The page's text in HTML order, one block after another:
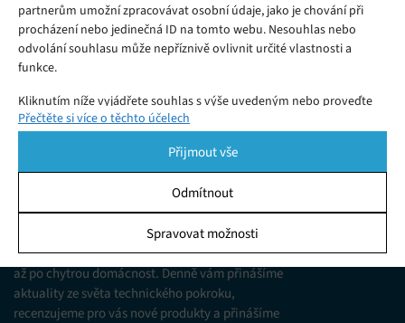
partnerům umožní zpracovávat osobní údaje, jako je chování při
procházení nebo jedinečná ID na tomto webu. Nesouhlas nebo
odvolání souhlasu může nepříznivě ovlivnit určité vlastnosti a
funkce.
Kliknutím níže vyjádřete souhlas s výše uvedeným nebo proveďte
podrobnější rozhodnutí. Vaše volby budou použity pouze na tomto
pomocí přepínačů v Zásadách cookies nebo kliknutím na tlačítko
Spravovat souhlas ve spodní části obrazovky.
Ukládání a/nebo přístup k informacím v zařízení, Porozumění
publiku prostřednictvím statistik nebo kombinací údajů z
různých zdrojů.
Přečtěte si více o těchto účelech
Přijmout vše
Odmítnout
Spravovat možnosti
Jsme web zajímající se o technologické novinky
od mobilních telefonů, přes domácí spotřebiče
až po chytrou domácnost. Denně vám přinášíme
aktuality ze světa technického pokroku,
recenzujeme pro vás nové produkty a přinášíme